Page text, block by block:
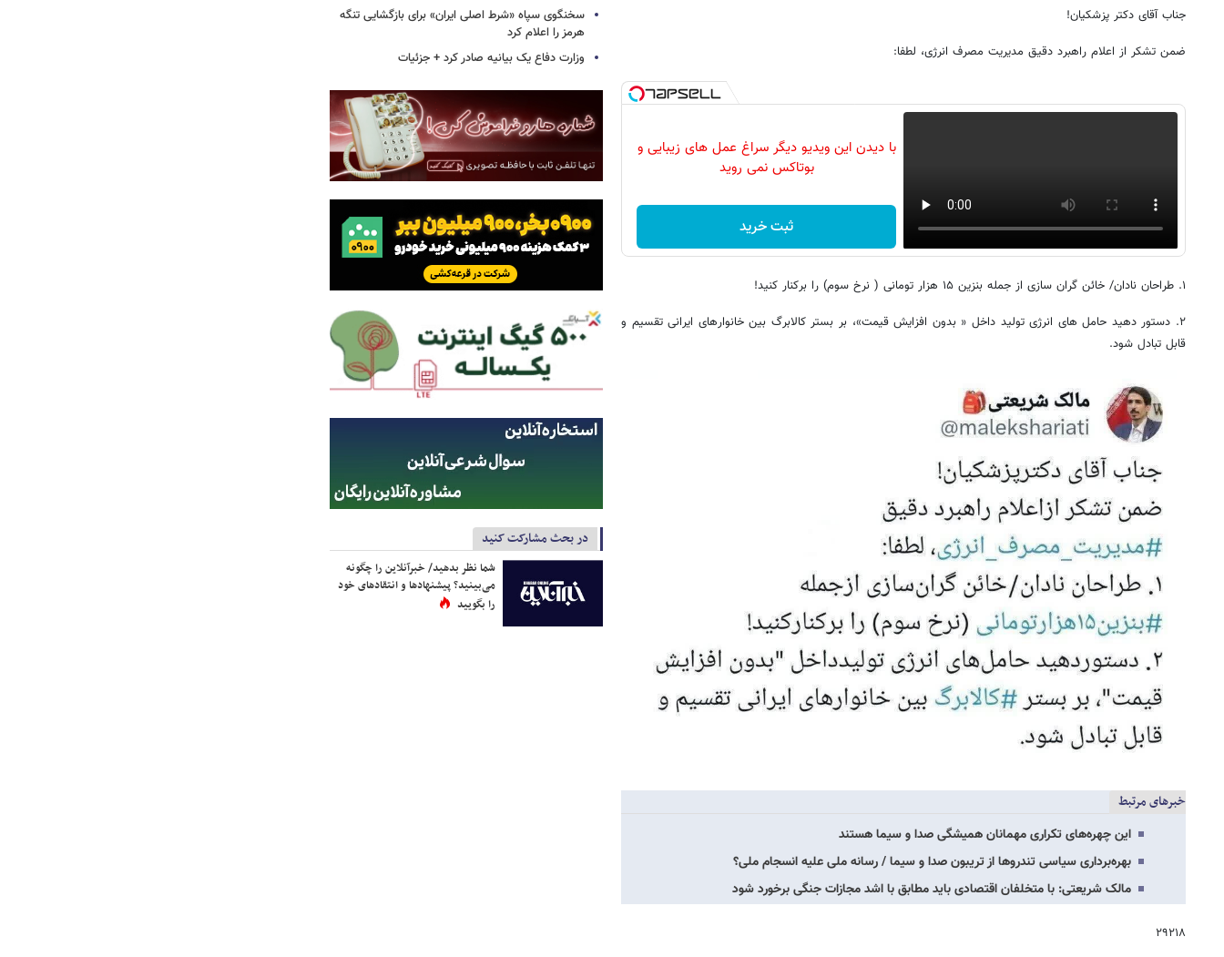
جناب آقای دکتر پزشکیان!
ضمن تشکر از اعلام راهبرد دقیق مدیریت مصرف انرژی، لطفا:
با دیدن این ویدیو دیگر سراغ عمل های زیبایی و
بوتاکس نمی روید
ثبت خرید
۱. طراحان نادان/ خائن گران سازی از جمله بنزین ۱۵ هزار تومانی ( نرخ سوم) را برکنار کنید!
۲. دستور دهید حامل های انرژی تولید داخل « بدون افزایش قیمت»، بر بستر کالابرگ بین خانوارهای ایرانی تقسیم و
قابل تبادل شود.
خبرهای مرتبط
این چهره‌های تکراری مهمانان همیشگی صدا و سیما هستند
بهره‌برداری سیاسی تندروها از تریبون‌ صدا و سیما / رسانه ملی علیه انسجام ملی؟
مالک شریعتی: با متخلفان اقتصادی باید مطابق با اشد مجازات جنگی برخورد شود
۲۹۲۱۸
سخنگوی سپاه «شرط اصلی ایران» برای بازگشایی تنگه
هرمز را اعلام کرد
وزارت دفاع یک بیانیه صادر کرد + جزئیات
در بحث مشارکت کنید
شما نظر بدهید/ خبرآنلاین را چگونه
می‌بینید؟ پیشنهادها و انتقادهای خود
را بگویید